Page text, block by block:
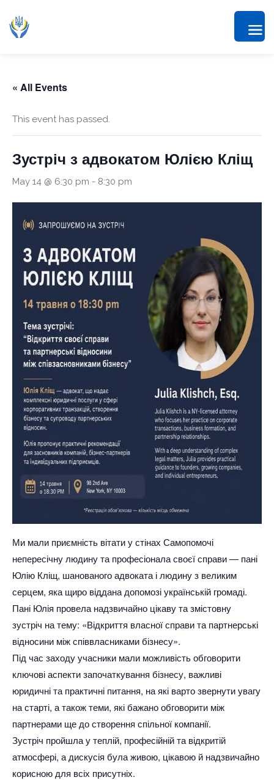
« All Events
This event has passed.
Зустріч з адвокатом Юлією Кліщ
May 14 @ 6:30 pm - 8:30 pm
Ми мали приємність вітати у стінах Самопомочі
непересічну людину та професіонала своєї справи — пані
Юлію Кліщ, шанованого адвоката і людину з великим
серцем, яка щиро віддана допомозі українській громаді.
Пані Юлія провела надзвичайно цікаву та змістовну
зустріч на тему: «Відкриття власної справи та партнерські
відносини між співвласниками бізнесу».
Під час заходу учасники мали можливість обговорити
ключові аспекти започаткування бізнесу, важливі
юридичні та практичні питання, на які варто звернути увагу
на старті, а також теми, які бажано обговорити між
партнерами ще до створення спільної компанії.
Зустріч пройшла у теплій, професійній та відкритій
атмосфері, а дискусія була живою, цікавою й надзвичайно
корисною для всіх присутніх.